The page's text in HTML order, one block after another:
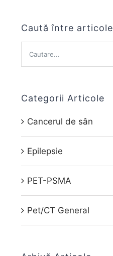
Caută între articole
Cautare...
Categorii Articole
Cancerul de sân
Epilepsie
PET-PSMA
Pet/CT General